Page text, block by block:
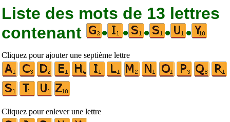
Liste des mots de 13 lettres
contenant
• • • • •
Cliquez pour ajouter une septième lettre
Cliquez pour enlever une lettre